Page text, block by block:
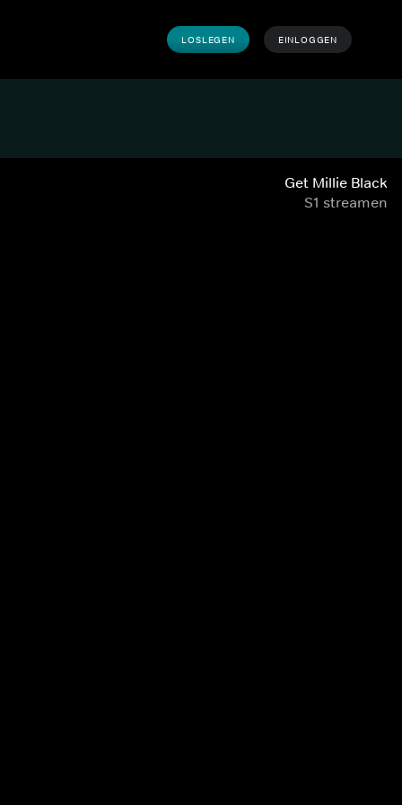
LOSLEGEN EINLOGGEN
Get Millie Black
S1 streamen